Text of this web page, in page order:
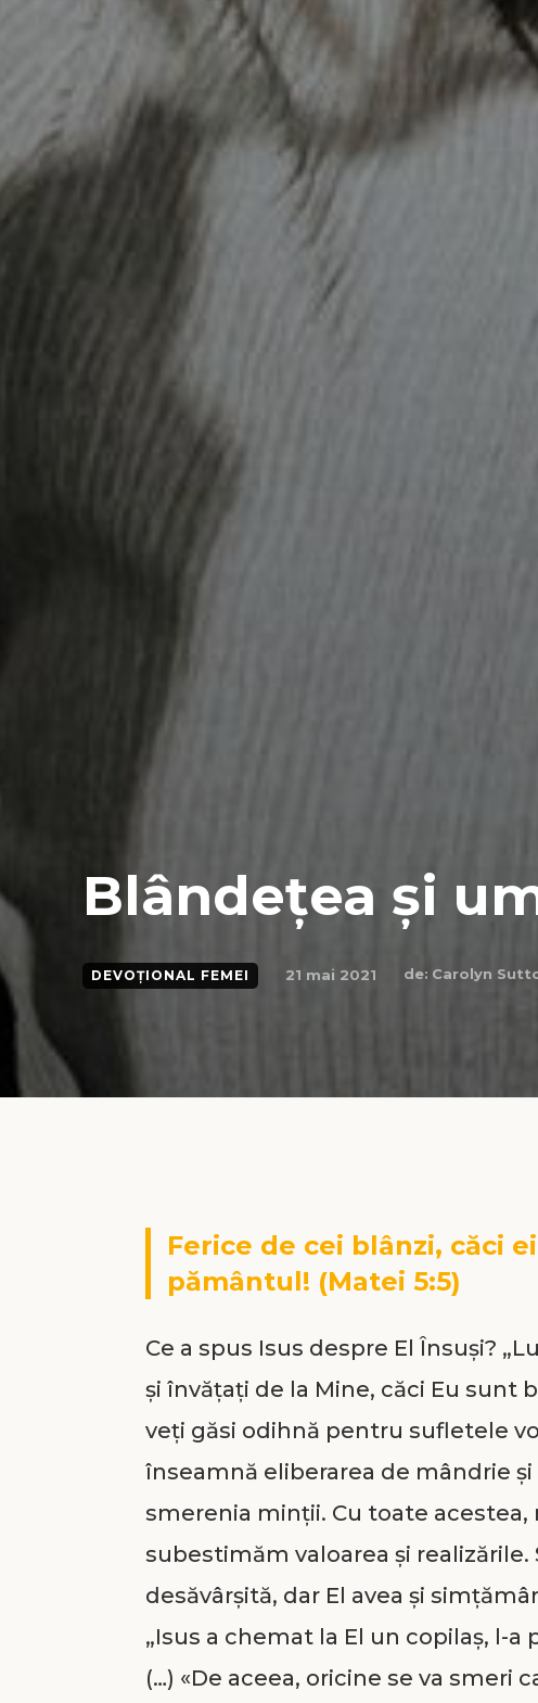
Blândețea și
DEVOȚIONAL FEMEI 21 mai 2021 de: Carolyn
Ferice de cei blânzi, căci
pământul! (Matei 5:5)
Ce a spus Isus despre El Însuși?
şi învăţaţi de la Mine, căci Eu sunt
veţi găsi odihnă pentru sufletele
înseamnă eliberarea de mândrie
smerenia minții. Cu toate acestea,
subestimăm valoarea și realizările.
desăvârșită, dar El avea și
„Isus a chemat la El un copilaş, l-a
(…) «De aceea, oricine se va smeri